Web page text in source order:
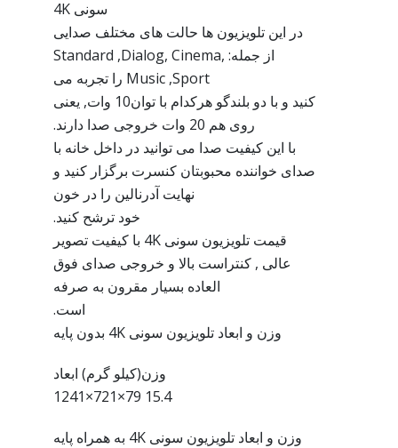
سونی 4K
در این تلویزیون ها حالت های مختلف صدایی
از جمله: Standard ,Dialog, Cinema,
Music ,Sport را تجربه می
کنید و با دو بلندگو هرکدام با توان10 وات, یعنی
روی هم 20 وات خروجی صدا دارند.
با این کیفیت صدا می توانید در داخل خانه با
صدای خواننده محبوبتان کنسرت برگزار کنید و
نهایت آدرنالین را در خون
خود ترشح کنید.
قیمت تلویزیون سونی 4K با کیفیت تصویر
عالی , کنتراست بالا و خروجی صدای فوق
العاده بسیار مقرون به صرفه
است.
وزن و ابعاد تلویزیون سونی 4K بدون پایه
وزن(کیلو گرم) ابعاد
15.4 79×721×1241
وزن و ابعاد تلویزیون سونی 4K به همراه پایه